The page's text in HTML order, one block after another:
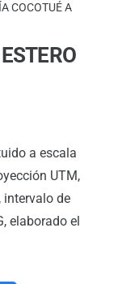
COCOTUÉ A
a escala
UTM,
intervalo de
elaborado el